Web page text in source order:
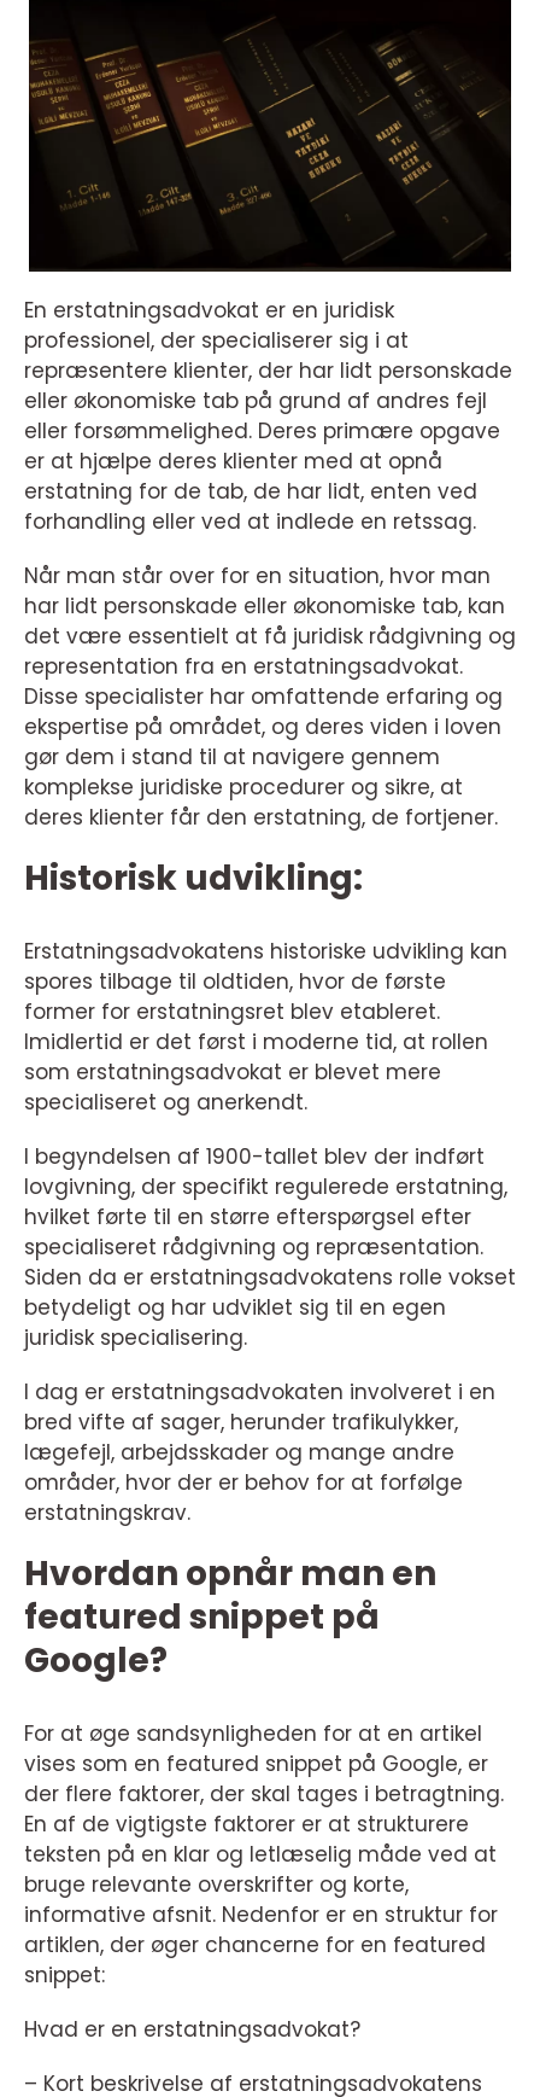
En erstatningsadvokat er en juridisk
professionel, der specialiserer sig i at
repræsentere klienter, der har lidt personskade
eller økonomiske tab på grund af andres fejl
eller forsømmelighed. Deres primære opgave
er at hjælpe deres klienter med at opnå
erstatning for de tab, de har lidt, enten ved
forhandling eller ved at indlede en retssag.
Når man står over for en situation, hvor man
har lidt personskade eller økonomiske tab, kan
det være essentielt at få juridisk rådgivning og
representation fra en erstatningsadvokat.
Disse specialister har omfattende erfaring og
ekspertise på området, og deres viden i loven
gør dem i stand til at navigere gennem
komplekse juridiske procedurer og sikre, at
deres klienter får den erstatning, de fortjener.
Historisk udvikling:
Erstatningsadvokatens historiske udvikling kan
spores tilbage til oldtiden, hvor de første
former for erstatningsret blev etableret.
Imidlertid er det først i moderne tid, at rollen
som erstatningsadvokat er blevet mere
specialiseret og anerkendt.
I begyndelsen af 1900-tallet blev der indført
lovgivning, der specifikt regulerede erstatning,
hvilket førte til en større efterspørgsel efter
specialiseret rådgivning og repræsentation.
Siden da er erstatningsadvokatens rolle vokset
betydeligt og har udviklet sig til en egen
juridisk specialisering.
I dag er erstatningsadvokaten involveret i en
bred vifte af sager, herunder trafikulykker,
lægefejl, arbejdsskader og mange andre
områder, hvor der er behov for at forfølge
erstatningskrav.
Hvordan opnår man en
featured snippet på
Google?
For at øge sandsynligheden for at en artikel
vises som en featured snippet på Google, er
der flere faktorer, der skal tages i betragtning.
En af de vigtigste faktorer er at strukturere
teksten på en klar og letlæselig måde ved at
bruge relevante overskrifter og korte,
informative afsnit. Nedenfor er en struktur for
artiklen, der øger chancerne for en featured
snippet:
Hvad er en erstatningsadvokat?
– Kort beskrivelse af erstatningsadvokatens